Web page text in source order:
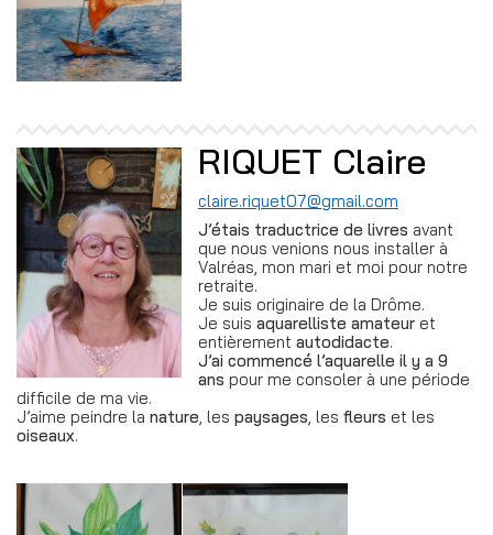
RIQUET Claire
claire.riquet07@gmail.com
J’étais traductrice de livres avant
que nous venions nous installer à
Valréas, mon mari et moi pour notre
retraite.
Je suis originaire de la Drôme.
Je suis aquarelliste amateur et
entièrement autodidacte.
J’ai commencé l’aquarelle il y a 9
ans pour me consoler à une période
difficile de ma vie.
J’aime peindre la nature, les paysages, les fleurs et les
oiseaux.